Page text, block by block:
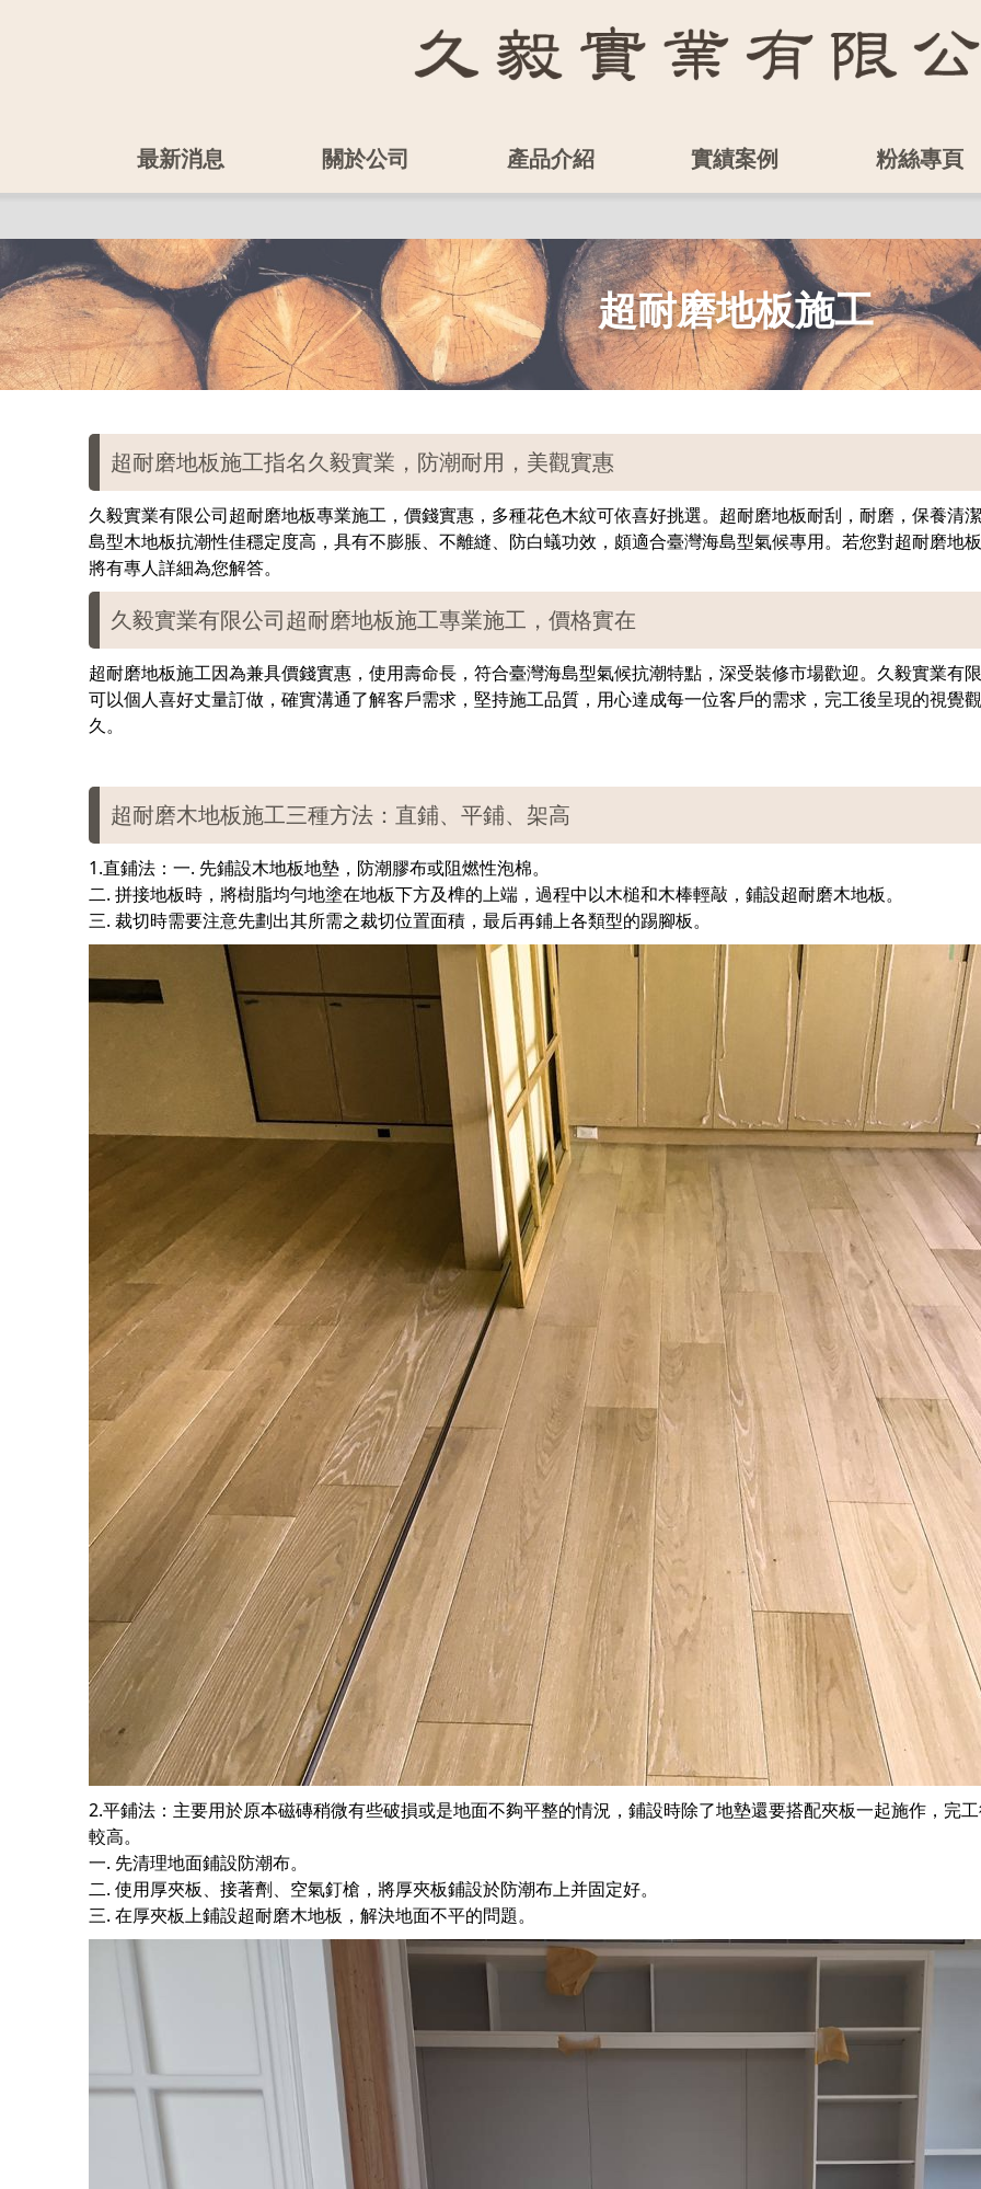
最新消息 關於公司 產品介紹 實績案例 粉絲專頁
超耐磨地板施工
超耐磨地板施工指名久毅實業，防潮耐用，美觀實惠
久毅實業有限公司超耐磨地板專業施工，價錢實惠，多種花色木紋可依喜好挑選。超耐磨地板耐刮，耐磨，保養清
島型木地板抗潮性佳穩定度高，具有不膨脹、不離縫、防白蟻功效，頗適合臺灣海島型氣候專用。若您對超耐磨地
將有專人詳細為您解答。
久毅實業有限公司超耐磨地板施工專業施工，價格實在
超耐磨地板施工因為兼具價錢實惠，使用壽命長，符合臺灣海島型氣候抗潮特點，深受裝修市場歡迎。久毅實業有
可以個人喜好丈量訂做，確實溝通了解客戶需求，堅持施工品質，用心達成每一位客戶的需求，完工後呈現的視覺
久。
超耐磨木地板施工三種方法：直鋪、平鋪、架高
1.直鋪法：一. 先鋪設木地板地墊，防潮膠布或阻燃性泡棉。
二. 拼接地板時，將樹脂均勻地塗在地板下方及榫的上端，過程中以木槌和木棒輕敲，鋪設超耐磨木地板。
三. 裁切時需要注意先劃出其所需之裁切位置面積，最后再鋪上各類型的踢腳板。
2.平鋪法：主要用於原本磁磚稍微有些破損或是地面不夠平整的情況，鋪設時除了地墊還要搭配夾板一起施作，完
較高。
一. 先清理地面鋪設防潮布。
二. 使用厚夾板、接著劑、空氣釘槍，將厚夾板鋪設於防潮布上并固定好。
三. 在厚夾板上鋪設超耐磨木地板，解決地面不平的問題。